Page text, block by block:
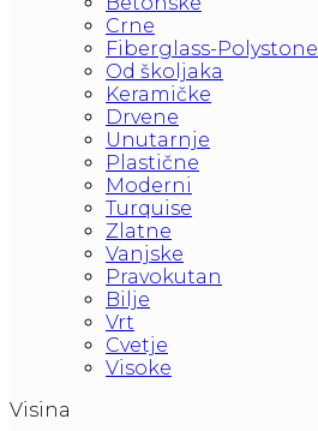
Crne
Fiberglass-Polystone
Od školjaka
Keramičke
Drvene
Unutarnje
Plastične
Moderni
Turquise
Zlatne
Vanjske
Pravokutan
Bilje
Vrt
Cvetje
Visoke
Visina